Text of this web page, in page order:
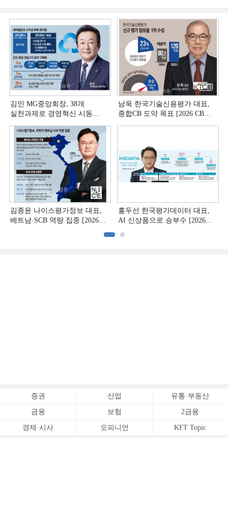
김인 MG중앙회장, 38개
실천과제로 경영혁신 시동
남욱 한국기술신용평가 대표,
종합CB 도약 목표 [2026 CB사
김종윤 나이스평가정보 대표,
베트남·SCB 역량 집중 [2026
홍두선 한국평가데이터 대표,
AI 신상품으로 승부수 [2026
증권 산업 유통·부동산
금융 보험 2금융
경제·시사 오피니언 KFT Topic